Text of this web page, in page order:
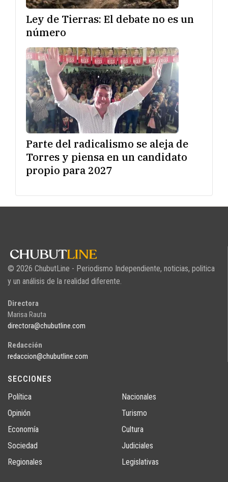
Ley de Tierras: El debate no es un
número
Parte del radicalismo se aleja de
Torres y piensa en un candidato
propio para 2027
© 2026 ChubutLine - Periodismo Independiente, noticias, politica
y un análisis de la realidad diferente.
Directora
Marisa Rauta
directora@chubutline.com
Redacción
redaccion@chubutline.com
SECCIONES
Política
Opinión
Economía
Sociedad
Regionales
Nacionales
Turismo
Cultura
Judiciales
Legislativas